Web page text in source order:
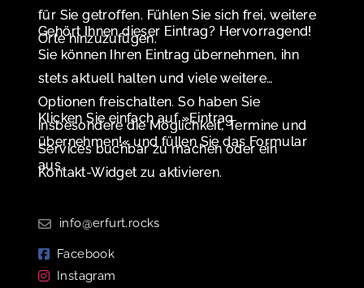
für Sie getroffen. Fühlen Sie sich frei, weitere
Orte hinzuzufügen.
Gehört Ihnen dieser Eintrag? Hervorragend!
Sie können Ihren Eintrag übernehmen, ihn
stets aktuell halten und viele weitere
Optionen freischalten. So haben Sie
insbesondere die Möglichkeit, Termine und
Services buchbar zu machen oder ein
Kontakt-Widget zu aktivieren.
Klicken Sie einfach auf »Eintrag
übernehmen!« und füllen Sie das Formular
aus.
info@erfurt.rocks
Facebook
Instagram